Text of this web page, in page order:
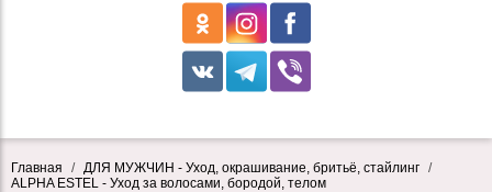
Главная / ДЛЯ МУЖЧИН - Уход, окрашивание, бритьё, стайлинг /
ALPHA ESTEL - Уход за волосами, бородой, телом